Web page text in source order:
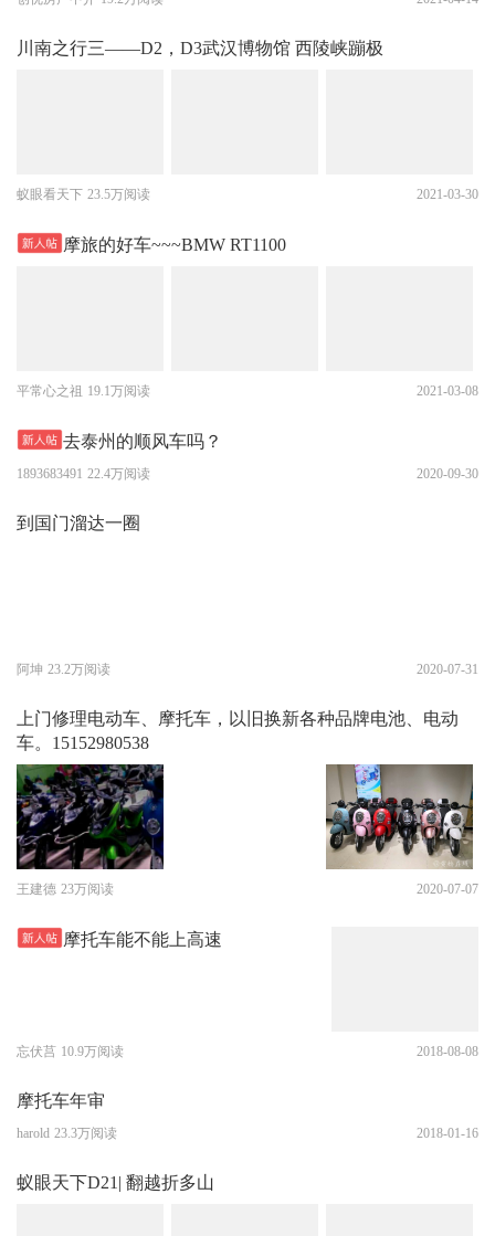
川南之行三——D2，D3武汉博物馆 西陵峡蹦极
蚁眼看天下 23.5万阅读 2021-03-30
摩旅的好车~~~BMW RT1100
平常心之祖 19.1万阅读 2021-03-08
去泰州的顺风车吗？
1893683491 22.4万阅读 2020-09-30
到国门溜达一圈
阿坤 23.2万阅读 2020-07-31
上门修理电动车、摩托车，以旧换新各种品牌电池、电动
车。15152980538
王建德 23万阅读 2020-07-07
摩托车能不能上高速
忘伏莒 10.9万阅读 2018-08-08
摩托车年审
harold 23.3万阅读 2018-01-16
蚁眼天下D21| 翻越折多山